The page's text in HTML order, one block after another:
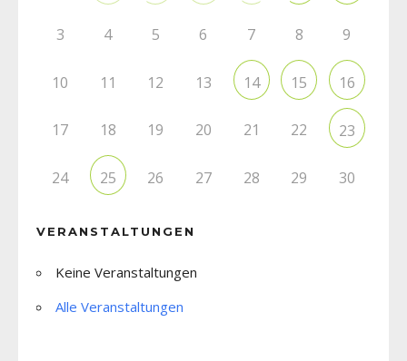
3 4 5 6 7 8 9
10 11 12 13 14 15 16
17 18 19 20 21 22 23
24 25 26 27 28 29 30
VERANSTALTUNGEN
Keine Veranstaltungen
Alle Veranstaltungen